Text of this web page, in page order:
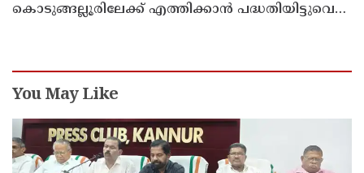
കൊടുങ്ങല്ലൂരിലേക്ക് എത്തിക്കാൻ പദ്ധതിയിട്ടുവെന്ന്
You May Like